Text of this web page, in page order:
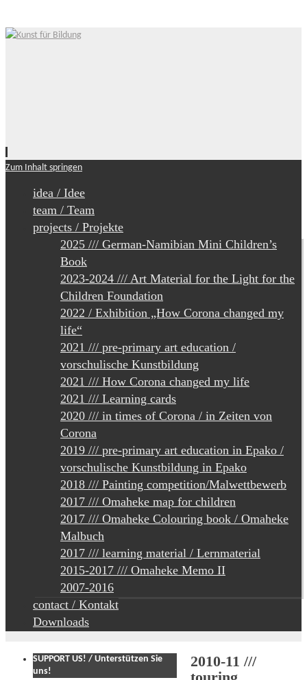
Zum Inhalt springen
idea / Idee
team / Team
projects / Projekte
2025 /// German-Namibian Mini Children’s
Book
2023-2024 /// Art Material for the Light for the
Children Foundation
2022 / Exhibition „How Corona changed my
life“
2021 /// pre-primary art education /
vorschulische Kunstbildung
2021 /// How Corona changed my life
2021 /// Learning cards
2020 /// in times of Corona / in Zeiten von
Corona
2019 /// pre-primary art education in Epako /
vorschulische Kunstbildung in Epako
2018 /// Painting competition/Malwettbewerb
2017 /// Omaheke map for children
2017 /// Omaheke Colouring book / Omaheke
Malbuch
2017 /// learning material / Lernmaterial
2015-2017 /// Omaheke Memo II
2007-2016
contact / Kontakt
Downloads
2010-11 ///
SUPPORT US! / Unterstützen Sie
uns!